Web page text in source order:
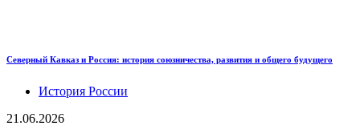
Северный Кавказ и Россия: история союзничества, развития и общего будущего
История России
21.06.2026